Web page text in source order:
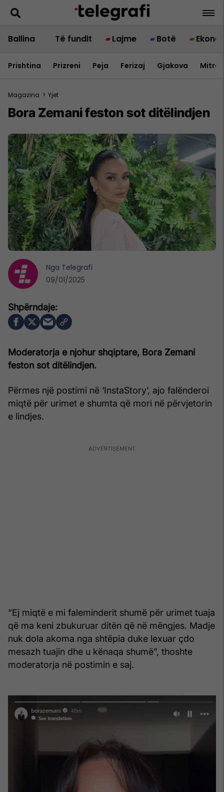
Ballina Të fundit Lajme Botë
Prishtina Prizreni Peja Ferizaj Gjakova
Magazina > Yjet
Bora Zemani feston sot ditëlindjen
Moderatorja e njohur shqiptare, Bora Zemani
feston sot ditëlindjen.
Përmes një postimi në ‘InstaStory’, ajo falënderoi
miqtë për urimet e shumta që mori në përvjetorin
e lindjes.
“Ej miqtë e mi faleminderit shumë për urimet tuaja
që ma keni zbukuruar ditën që në mëngjes. Madje
nuk dola akoma nga shtëpia duke lexuar çdo
mesazh tuajin dhe u kënaqa shumë”, thoshte
moderatorja në postimin e saj.
Nga Telegrafi
09/01/2025